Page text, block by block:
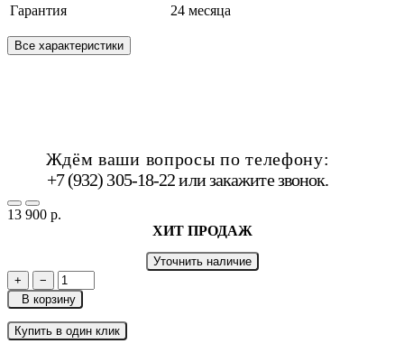
Гарантия
24 месяца
Все характеристики
Ждём ваши вопросы по телефону:
+7 (932) 305-18-22 илизакажите звонок.
13 900 р.
ХИТ ПРОДАЖ
Уточнить наличие
+
−
В корзину
Купить в один клик